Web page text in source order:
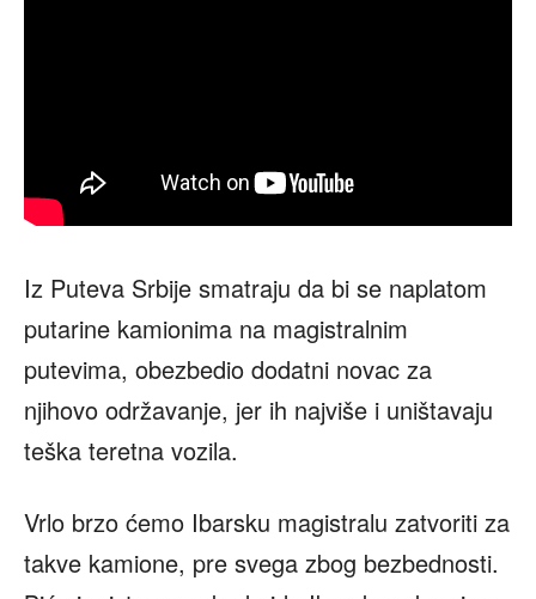
Iz Puteva Srbije smatraju da bi se naplatom
putarine kamionima na magistralnim
putevima, obezbedio dodatni novac za
njihovo održavanje, jer ih najviše i uništavaju
teška teretna vozila.
Vrlo brzo ćemo Ibarsku magistralu zatvoriti za
takve kamione, pre svega zbog bezbednosti.